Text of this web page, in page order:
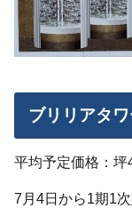
ブリリアタ
平均予定価格：坪
7月4日から1期1